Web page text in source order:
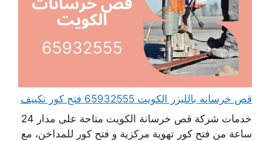
قص خرسانه بالليزر الكويت 65932555 فتح كور تكييف
خدمات شركة قص خرسانة الكويت متاحة على مدار 24
ساعة من فتح كور تهوية مركزية و فتح كور للمداخن، مع